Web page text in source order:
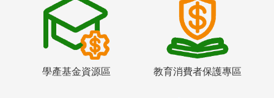
學產基金資源區 教育消費者保護專區